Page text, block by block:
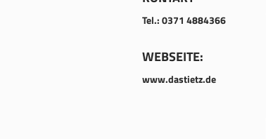
Tel.: 0371 4884366
WEBSEITE:
www.dastietz.de